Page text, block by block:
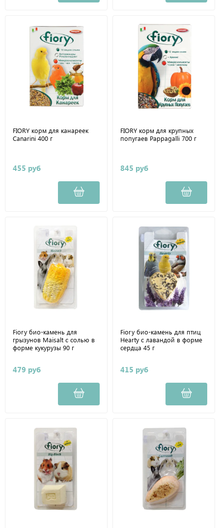
FIORY корм для канареек
Canarini 400 г
455 руб
FIORY корм для крупных
попугаев Pappagalli 700 г
845 руб
Fiory био-камень для
грызунов Maisalt с солью в
форме кукурузы 90 г
479 руб
Fiory био-камень для птиц
Hearty с лавандой в форме
сердца 45 г
415 руб